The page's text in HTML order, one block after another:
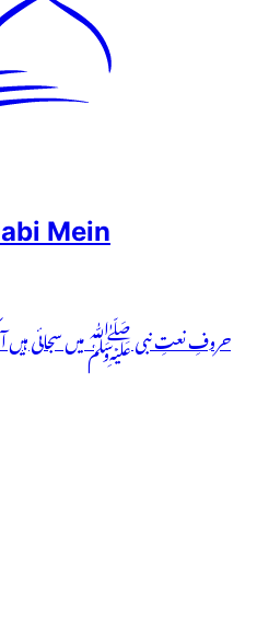
Mein
حروفِ نعتِ نبی ﷺ میں سجائی ہیں